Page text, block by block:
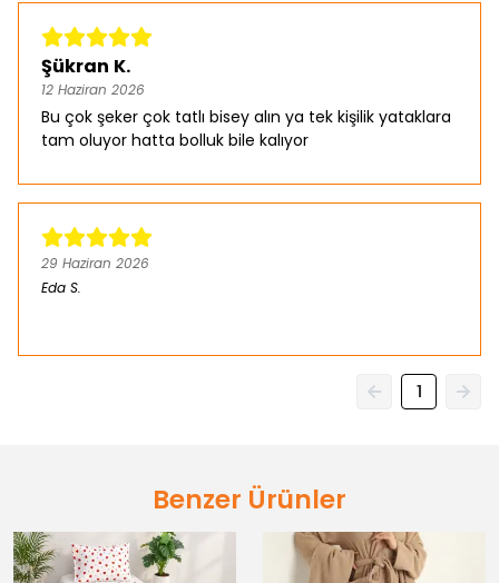
Şükran K.
12 Haziran 2026
Bu çok şeker çok tatlı bisey alın ya tek kişilik yataklara
tam oluyor hatta bolluk bile kalıyor
29 Haziran 2026
Eda S.
1
Benzer Ürünler